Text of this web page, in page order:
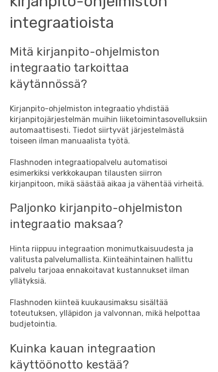
integraatioista
Mitä kirjanpito-ohjelmiston
integraatio tarkoittaa
käytännössä?
Kirjanpito-ohjelmiston integraatio yhdistää
kirjanpitojärjestelmän muihin liiketoimintasovelluksiin
automaattisesti. Tiedot siirtyvät järjestelmästä
toiseen ilman manuaalista työtä.
Flashnoden integraatiopalvelu automatisoi
esimerkiksi verkkokaupan tilausten siirron
kirjanpitoon, mikä säästää aikaa ja vähentää virheitä.
Paljonko kirjanpito-ohjelmiston
integraatio maksaa?
Hinta riippuu integraation monimutkaisuudesta ja
valitusta palvelumallista. Kiinteähintainen hallittu
palvelu tarjoaa ennakoitavat kustannukset ilman
yllätyksiä.
Flashnoden kiinteä kuukausimaksu sisältää
toteutuksen, ylläpidon ja valvonnan, mikä helpottaa
budjetointia.
Kuinka kauan integraation
käyttöönotto kestää?